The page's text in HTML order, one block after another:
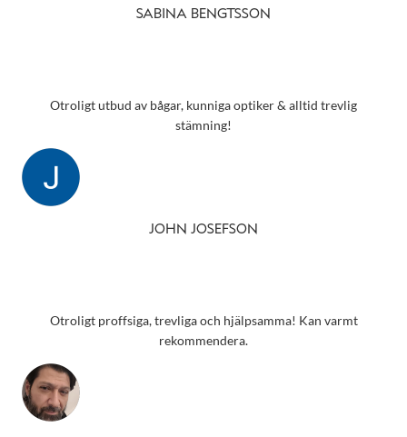
SABINA BENGTSSON
Otroligt utbud av bågar, kunniga optiker & alltid trevlig
stämning!
JOHN JOSEFSON
Otroligt proffsiga, trevliga och hjälpsamma! Kan varmt
rekommendera.